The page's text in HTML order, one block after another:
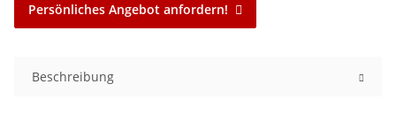
Persönliches Angebot anfordern!
Beschreibung